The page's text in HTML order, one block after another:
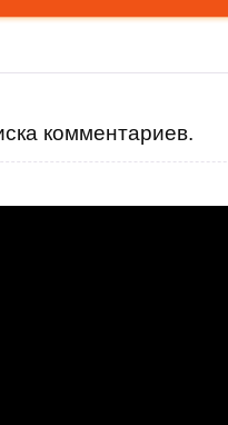
комментариев.